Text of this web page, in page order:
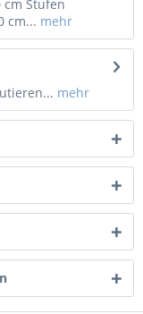
Stufen
cm... mehr
mehr